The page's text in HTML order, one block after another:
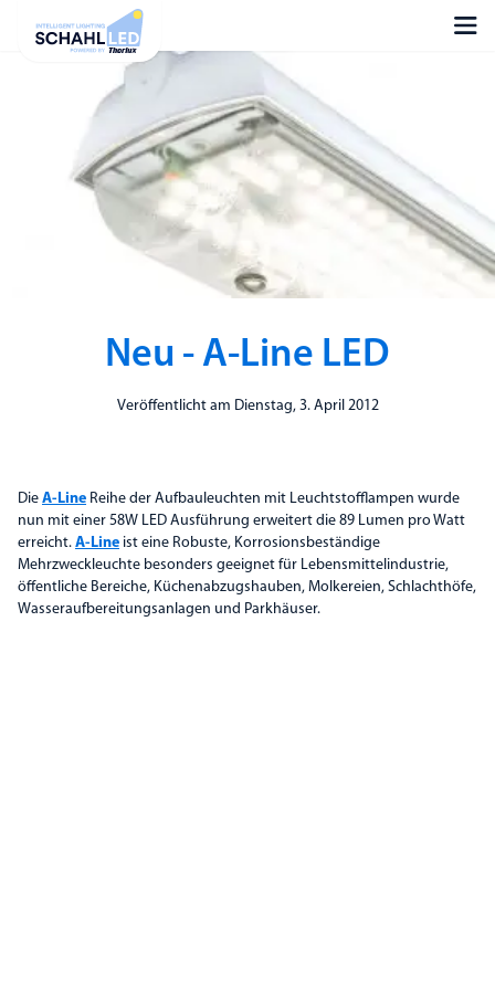
Neu - A-Line LED
Veröffentlicht am Dienstag, 3. April 2012
Die A-Line Reihe der Aufbauleuchten mit Leuchtstofflampen wurde
nun mit einer 58W LED Ausführung erweitert die 89 Lumen pro Watt
erreicht. A-Line ist eine Robuste, Korrosionsbeständige
Mehrzweckleuchte besonders geeignet für Lebensmittelindustrie,
öffentliche Bereiche, Küchenabzugshauben, Molkereien, Schlachthöfe,
Wasseraufbereitungsanlagen und Parkhäuser.